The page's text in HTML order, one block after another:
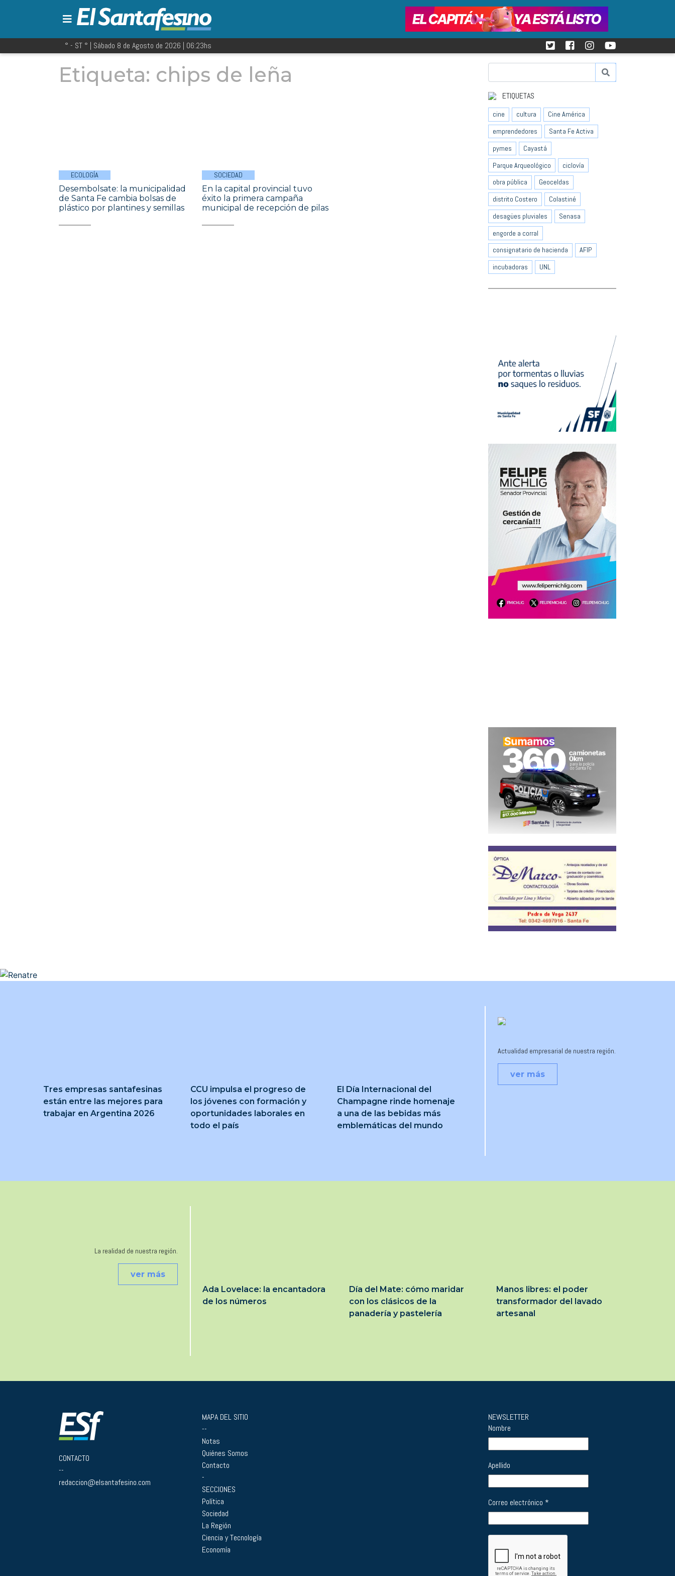
° - ST ° | Sábado 8 de Agosto de 2026 | 06:23hs
Etiqueta: chips de leña
ECOLOGÍA
Desembolsate: la municipalidad
de Santa Fe cambia bolsas de
plástico por plantines y semillas
SOCIEDAD
En la capital provincial tuvo
éxito la primera campaña
municipal de recepción de pilas
ETIQUETAS
cine cultura
Cine América
emprendedores
Santa Fe Activa
pymes
Cayastá
Parque Arqueológico
ciclovía
obra pública
Geoceldas
distrito Costero
Colastiné
desagües pluviales
Senasa
engorde a corral
consignatario de hacienda
AFIP
incubadoras
UNL
Tres empresas santafesinas
están entre las mejores para
trabajar en Argentina 2026
CCU impulsa el progreso de
los jóvenes con formación y
oportunidades laborales en
todo el país
El Día Internacional del
Champagne rinde homenaje
a una de las bebidas más
emblemáticas del mundo
Actualidad empresarial de nuestra región.
ver más
La realidad de nuestra región.
ver más
Ada Lovelace: la encantadora
de los números
Día del Mate: cómo maridar
con los clásicos de la
panadería y pastelería
Manos libres: el poder
transformador del lavado
artesanal
CONTACTO
--
redaccion@elsantafesino.com
MAPA DEL SITIO
--
Notas
Quiénes Somos
Contacto
-
SECCIONES
Política
Sociedad
La Región
Ciencia y Tecnología
Economía
NEWSLETTER
Nombre
Apellido
Correo electrónico *